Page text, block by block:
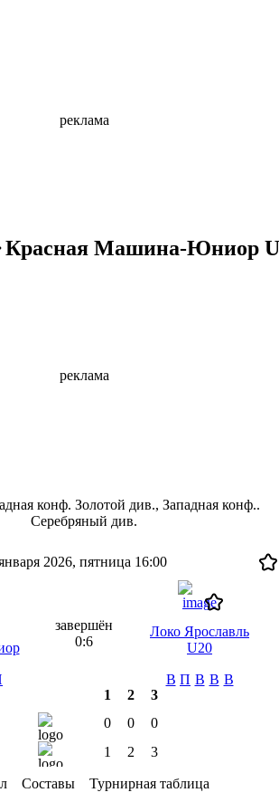
реклама
Красная Машина-Юниор
реклама
конф. Золотой див., Западная конф..
Серебряный див.
2026, пятница 16:00
завершён
0:6
Локо Ярославль
U20
В П В В В
1
0
1
2
0
2
3
0
3
Составы Турнирная таблица